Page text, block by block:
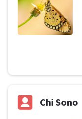
Chi Sono